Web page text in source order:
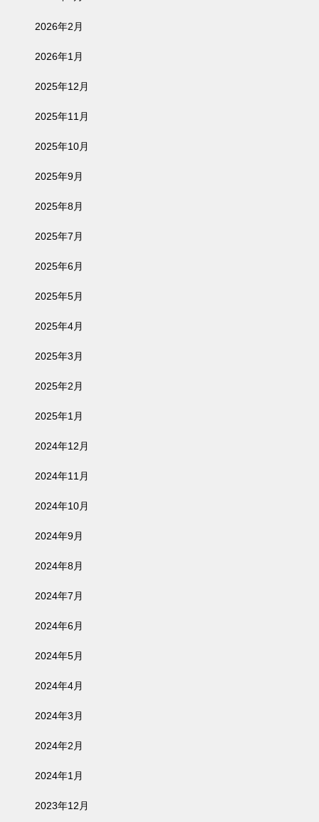
2026年2月
2026年1月
2025年12月
2025年11月
2025年10月
2025年9月
2025年8月
2025年7月
2025年6月
2025年5月
2025年4月
2025年3月
2025年2月
2025年1月
2024年12月
2024年11月
2024年10月
2024年9月
2024年8月
2024年7月
2024年6月
2024年5月
2024年4月
2024年3月
2024年2月
2024年1月
2023年12月